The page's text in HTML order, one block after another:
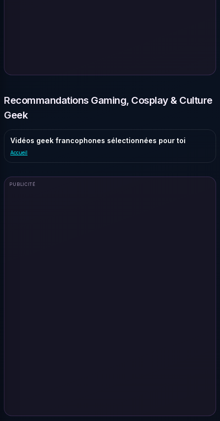
Recommandations Gaming, Cosplay & Culture
Geek
Vidéos geek francophones sélectionnées pour toi
Accueil
PUBLICITÉ